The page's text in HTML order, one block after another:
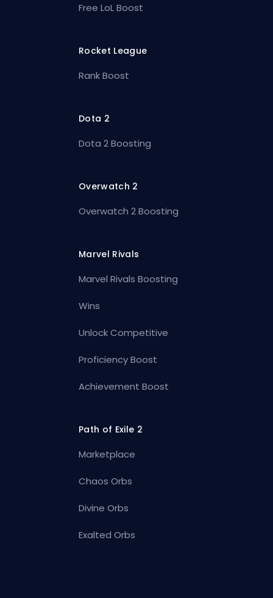
Free LoL Boost
Rocket League
Rank Boost
Dota 2
Dota 2 Boosting
Overwatch 2
Overwatch 2 Boosting
Marvel Rivals
Marvel Rivals Boosting
Wins
Unlock Competitive
Proficiency Boost
Achievement Boost
Path of Exile 2
Marketplace
Chaos Orbs
Divine Orbs
Exalted Orbs